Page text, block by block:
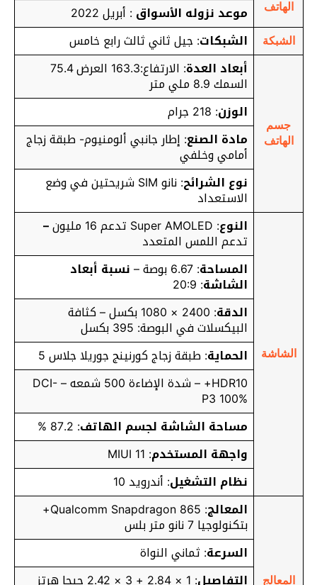
الهاتف
موعد نزوله الأسواق: أبريل 2022
الشبكة الشبكات: جيل ثاني ثالث رابع خامس
جسم
الهاتف
أبعاد العدة : الارتفاع:163.3 العرض 75.4
السمك 8.9 ملي متر
الوزن: 218 جرام
مادة الصنع: إطار جانبي ألومنيوم- طبقة زجاج
أمامي وخلفي
نوع الشرائح
: نانو SIM شريحتين في وضع
الاستعداد
الشاشة
النوع: Super AMOLED تدعم 16 مليون –
تدعم اللمس المتعدد
المساحة: 6.67 بوصة – نسبة أبعاد
الشاشة: 20:9
الدقة
: 2400 × 1080 بكسل – كثافة
البيكسلات في البوصة: 395 بكسل
الحماية: طبقة زجاج كورنينج جوريلا جلاس 5
HDR10+ – شدة الإضاءة 500 شمعه – DCI-
P3 100%
مساحة الشاشة لجسم الهاتف: 87.2 %
واجهة المستخدم: MIUI 11
نظام التشغيل: أندرويد 10
المعالج
المعالج : Qualcomm Snapdragon 865+
بتكنولوجيا 7 نانو متر بلس
السرعة: ثماني النواة
التفاصيل
: 1 × 2.84 + 3 × 2.42 جيجا هرتز